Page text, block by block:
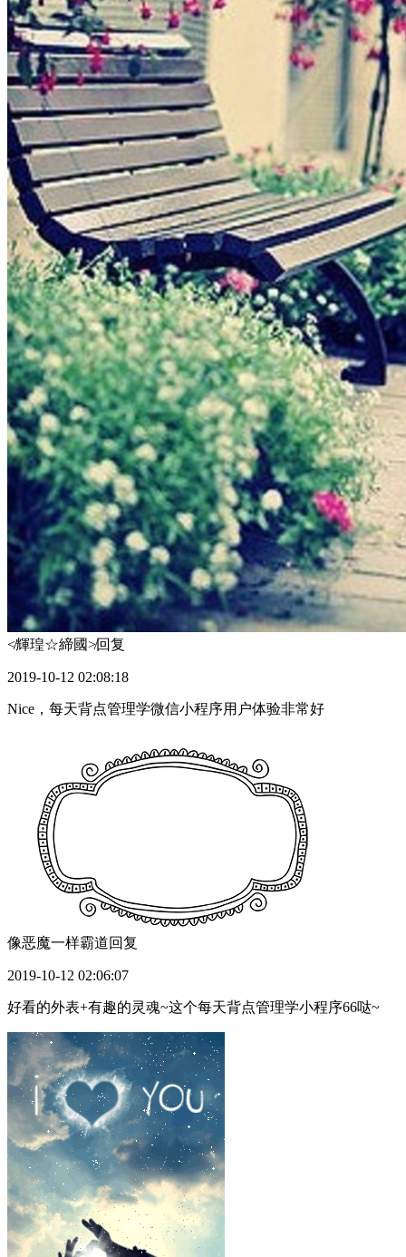
≮輝瑝☆締國≯回复
2019-10-12 02:08:18
Nice，每天背点管理学微信小程序用户体验非常好
像恶魔一样霸道回复
2019-10-12 02:06:07
好看的外表+有趣的灵魂~这个每天背点管理学小程序66哒~